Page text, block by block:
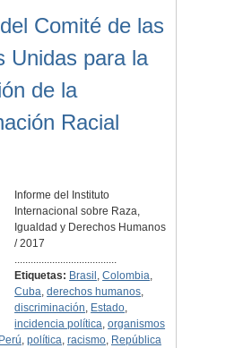
Comité de las
Unidas para la
de la
Racial
Informe del Instituto
Internacional sobre Raza,
Igualdad y Derechos Humanos
/ 2017
......................................
Etiquetas: Brasil ,Colombia,
Cuba,derechos humanos,
discriminación, Estado,
incidencia política,organismos
Perú, política, racismo, República